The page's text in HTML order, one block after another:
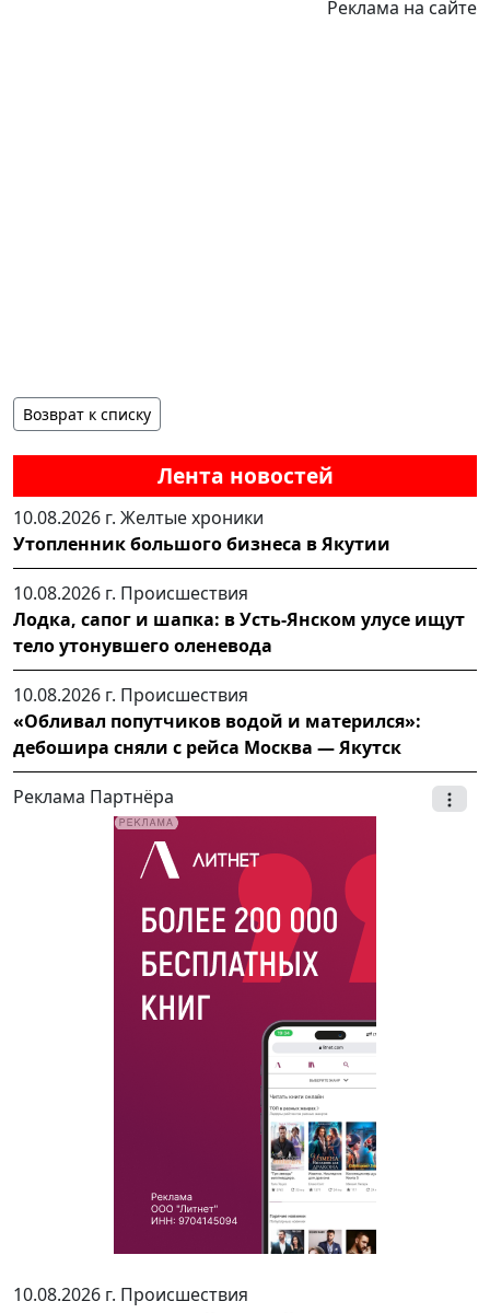
Лента новостей
10.08.2026 г. Желтые хроники
Утопленник большого бизнеса в Якутии
10.08.2026 г. Происшествия
Лодка, сапог и шапка: в Усть-Янском улусе ищут
тело утонувшего оленевода
10.08.2026 г. Происшествия
«Обливал попутчиков водой и матерился»:
дебошира сняли с рейса Москва — Якутск
Реклама Партнёра
10.08.2026 г. Происшествия
Реклама на сайте
Возврат к списку